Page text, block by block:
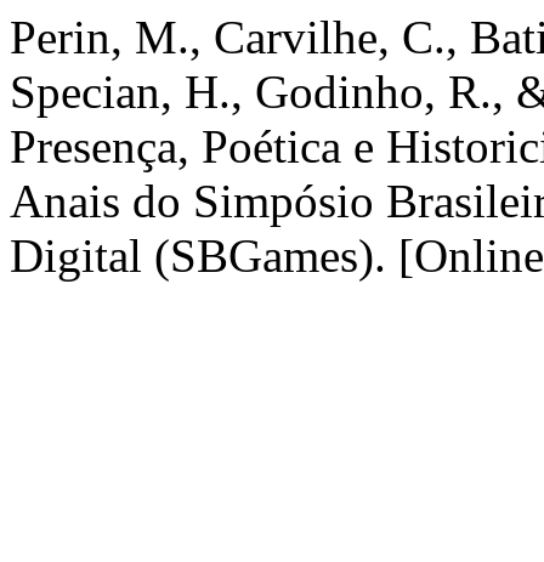
Perin, M., Carvilhe, C.,
Specian, H., Godinho, R.,
Presença, Poética e
Anais do Simpósio
Digital (SBGames).